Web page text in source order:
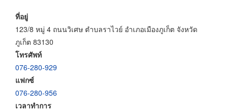
ที่อยู่
123/8 หมู่ 4 ถนนวิเศษ ตำบลราไวย์ อำเภอเมืองภูเก็ต จังหวัด
ภูเก็ต 83130
โทรศัพท์
076-280-929
แฟกซ์
076-280-956
เวลาทำการ